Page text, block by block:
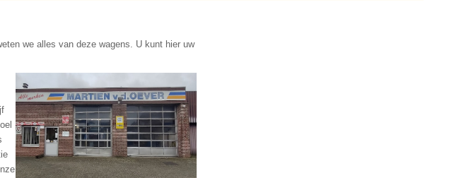
we alles van deze wagens. U kunt hier uw